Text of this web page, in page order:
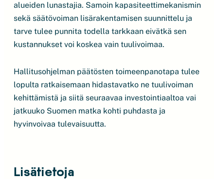
alueiden lunastajia. Samoin kapasiteettimekanismin
sekä säätövoiman lisärakentamisen suunnittelu ja
tarve tulee punnita todella tarkkaan eivätkä sen
kustannukset voi koskea vain tuulivoimaa.
Hallitusohjelman päätösten toimeenpanotapa tulee
lopulta ratkaisemaan hidastavatko ne tuulivoiman
kehittämistä ja siitä seuraavaa investointiaaltoa vai
jatkuuko Suomen matka kohti puhdasta ja
hyvinvoivaa tulevaisuutta.
Lisätietoja